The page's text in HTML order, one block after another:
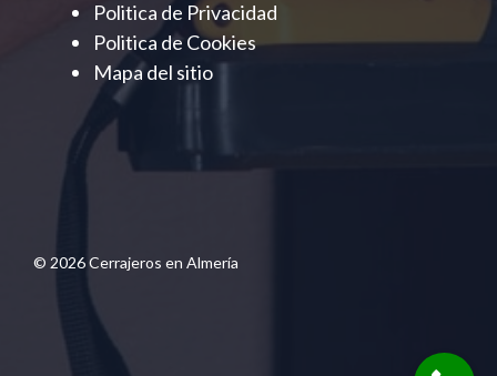
Politica de Privacidad
Politica de Cookies
Mapa del sitio
© 2026 Cerrajeros en Almería